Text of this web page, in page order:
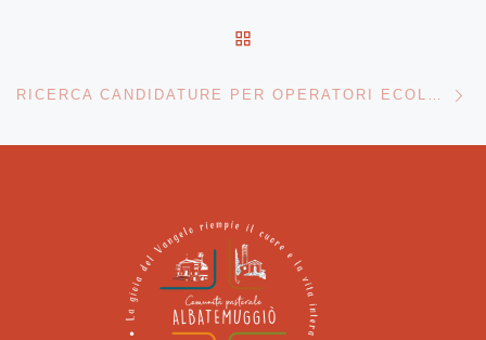
RICERCA CANDIDATURE PER OPERATORI ECOLOGICI (E ALTRO)